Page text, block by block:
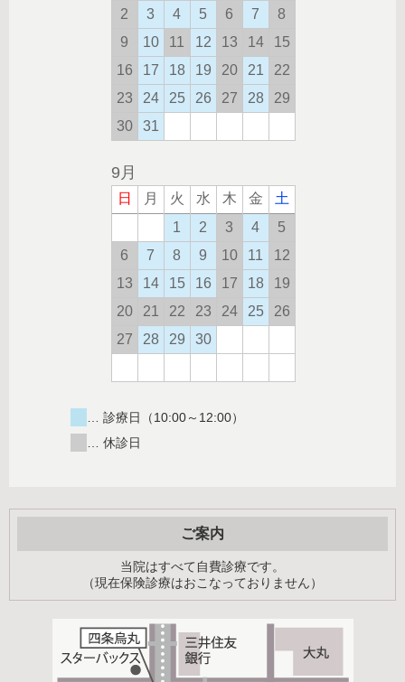
… 診療日（10:00～12:00）
… 休診日
ご案内
当院はすべて自費診療です。
（現在保険診療はおこなっておりません）